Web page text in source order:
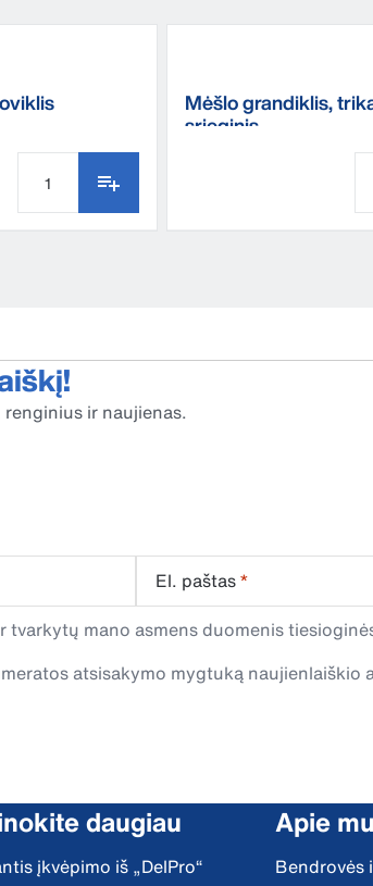
Mėšlo grandiklis,
srieginis
ir naujienas.
El. paštas*
mano asmens duomenis
atsisakymo mygtuką
daugiau
įkvėpimo iš „DelPro“
Apie
Bendrovės